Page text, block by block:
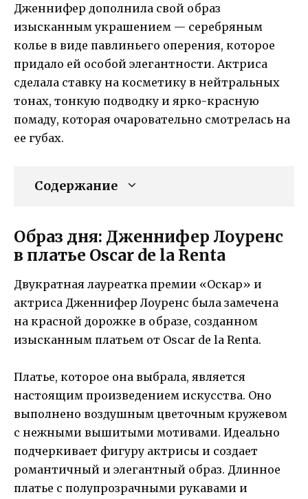
Дженнифер дополнила свой образ
изысканным украшением — серебряным
колье в виде павлиньего оперения, которое
придало ей особой элегантности. Актриса
сделала ставку на косметику в нейтральных
тонах, тонкую подводку и ярко-красную
помаду, которая очаровательно смотрелась на
ее губах.
Содержание
Образ дня: Дженнифер Лоуренс
в платье Oscar de la Renta
Двукратная лауреатка премии «Оскар» и
актриса Дженнифер Лоуренс была замечена
на красной дорожке в образе, созданном
изысканным платьем от Oscar de la Renta.
Платье, которое она выбрала, является
настоящим произведением искусства. Оно
выполнено воздушным цветочным кружевом
с нежными вышитыми мотивами. Идеально
подчеркивает фигуру актрисы и создает
романтичный и элегантный образ. Длинное
платье с полупрозрачными рукавами и